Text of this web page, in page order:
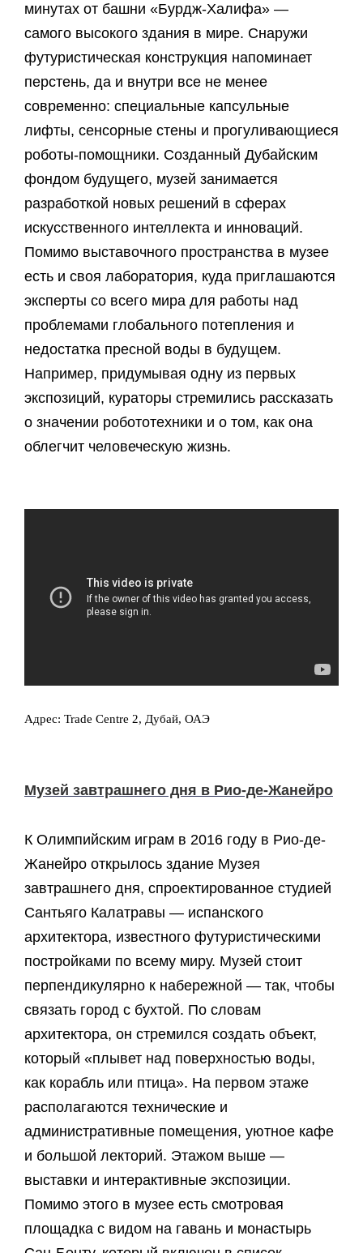
минутах от башни «Бурдж-Халифа» —
самого высокого здания в мире. Снаружи
футуристическая конструкция напоминает
перстень, да и внутри все не менее
современно: специальные капсульные
лифты, сенсорные стены и прогуливающиеся
роботы-помощники. Созданный Дубайским
фондом будущего, музей занимается
разработкой новых решений в сферах
искусственного интеллекта и инноваций.
Помимо выставочного пространства в музее
есть и своя лаборатория, куда приглашаются
эксперты со всего мира для работы над
проблемами глобального потепления и
недостатка пресной воды в будущем.
Например, придумывая одну из первых
экспозиций, кураторы стремились рассказать
о значении робототехники и о том, как она
облегчит человеческую жизнь.
Адрес: Trade Centre 2, Дубай, ОАЭ
Музей завтрашнего дня в Рио-де-Жанейро
К Олимпийским играм в 2016 году в Рио-де-
Жанейро открылось здание Музея
завтрашнего дня, спроектированное студией
Сантьяго Калатравы — испанского
архитектора, известного футуристическими
постройками по всему миру. Музей стоит
перпендикулярно к набережной — так, чтобы
связать город с бухтой. По словам
архитектора, он стремился создать объект,
который «плывет над поверхностью воды,
как корабль или птица». На первом этаже
располагаются технические и
административные помещения, уютное кафе
и большой лекторий. Этажом выше —
выставки и интерактивные экспозиции.
Помимо этого в музее есть смотровая
площадка с видом на гавань и монастырь